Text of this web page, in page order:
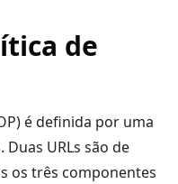
de
é definida por uma
. Duas URLs são de
os três componentes